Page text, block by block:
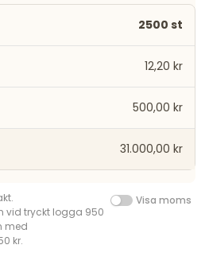
2500 st
12,20 kr
500,00 kr
31.000,00 kr
vid tryckt logga 950
med
kr.
Visa moms